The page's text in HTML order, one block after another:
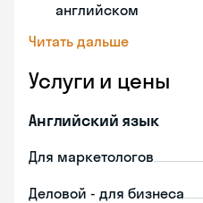
английском
Читать дальше
Услуги и цены
Английский язык
Для маркетологов
Деловой - для бизнеса